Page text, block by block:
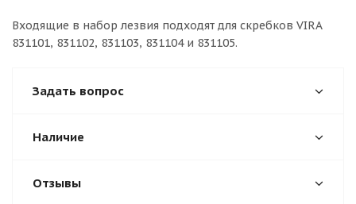
Входящие в набор лезвия подходят для скребков VIRA
831101, 831102, 831103, 831104 и 831105.
Задать вопрос
Наличие
Отзывы